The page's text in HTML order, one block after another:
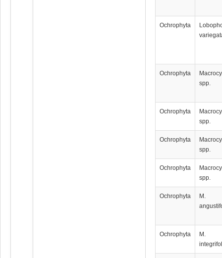
Ochrophyta
Ochrophyta
spp.
Ochrophyta
spp.
Ochrophyta
spp.
Ochrophyta
spp.
Ochrophyta
M.
Ochrophyta
M.